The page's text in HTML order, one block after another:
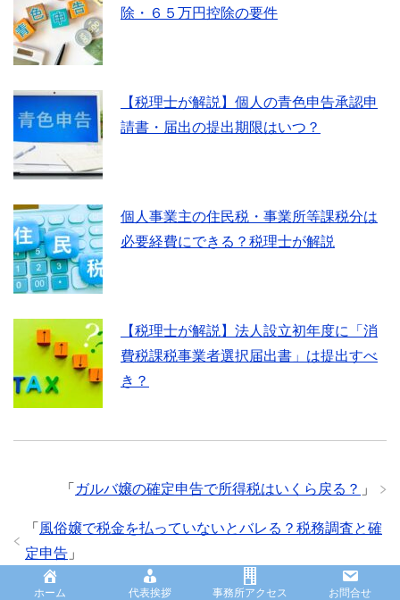
除・６５万円控除の要件
【税理士が解説】個人の青色申告承認申
請書・届出の提出期限はいつ？
個人事業主の住民税・事業所等課税分は
必要経費にできる？税理士が解説
【税理士が解説】法人設立初年度に「消
費税課税事業者選択届出書」は提出すべ
き？
「 ガルバ嬢の確定申告で所得税はいくら戻る？ 」
「 風俗嬢で税金を払っていないとバレる？税務調査と確
定申告 」
ホーム 代表挨拶 事務所アクセス お問合せ